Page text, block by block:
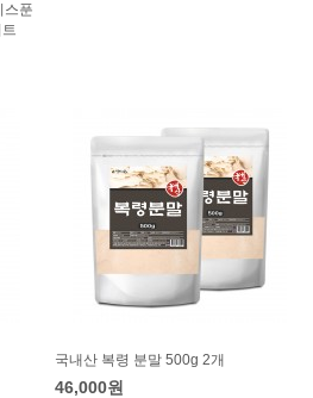
스푼
국내산 복령 분말 500g 2개
46,000원